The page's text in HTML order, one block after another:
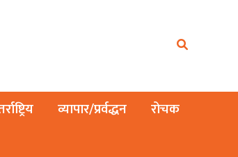
व्यापार/प्रर्वद्धन रोचक